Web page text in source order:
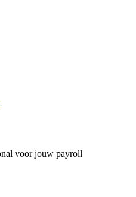
voor jouw payroll